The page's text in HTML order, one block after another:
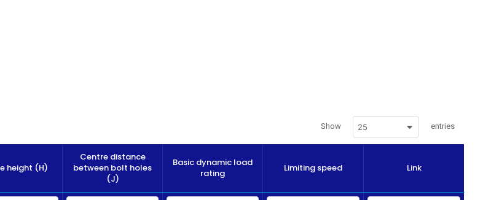
Show 25 entries
height (H)
Centre distance
between bolt holes
(J)
Basic dynamic load
rating
Limiting speed Link